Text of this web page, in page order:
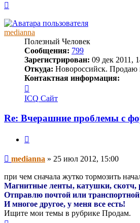
началу
medianna
Полезный Человек
Сообщения: 799
Зарегистрирован: 09 дек 2011,
Откуда: Новороссийск. Продаю
Контактная информация:
информация
пользователя
ICQ Сайт
Re: Вчерашние проблемы с
Сообщение
medianna » 25 июл 2012, 15:00
при чем сначала жутко тормозить
Магнитные ленты, катушки, скотч,
Отправлю почтой или
И многое другое, у меня все есть!
Ищите мои темы в рубрике Продам.